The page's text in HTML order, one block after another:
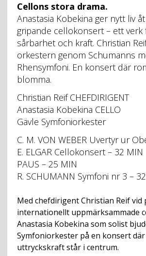
Elgars
cellokonsert
Cellons stora drama.
Anastasia Kobekina ger nytt liv
gripande cellokonsert – ett verk
sårbarhet och kraft. Christian
orkestern genom Schumanns
Rhensymfoni. En konsert där
blomma.
Christian Reif CHEFDIRIGENT
Anastasia Kobekina CELLO
Gävle Symfoniorkester
C. M. VON WEBER Uvertyr ur
E. ELGAR Cellokonsert – 32 MIN
PAUS – 25 MIN
R. SCHUMANN Symfoni nr 3 –
Med chefdirigent Christian Reif vid
internationellt uppmärksammade
Anastasia Kobekina som solist
Symfoniorkester på en konsert
uttryckskraft står i centrum.